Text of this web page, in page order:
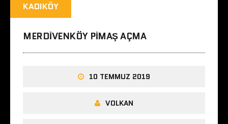
KADIKÖY
MERDIVENKÖY PIMAŞ AÇMA
10 TEMMUZ 2019
VOLKAN